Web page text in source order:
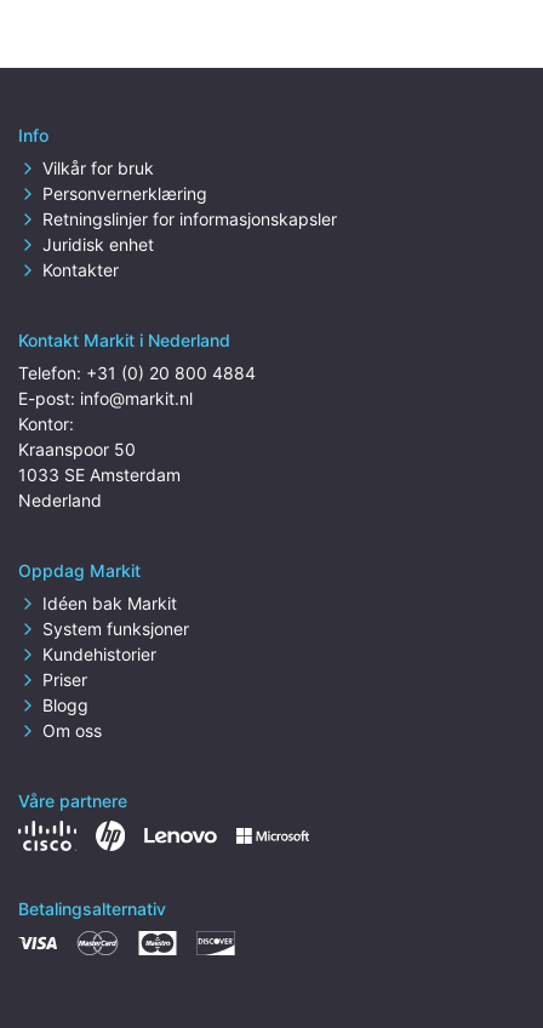
Info
Vilkår for bruk
Personvernerklæring
Retningslinjer for informasjonskapsler
Juridisk enhet
Kontakter
Kontakt Markit i Nederland
Telefon: +31 (0) 20 800 4884
E-post: info@markit.nl
Kontor:
Kraanspoor 50
1033 SE Amsterdam
Nederland
Oppdag Markit
Idéen bak Markit
System funksjoner
Kundehistorier
Priser
Blogg
Om oss
Våre partnere
Betalingsalternativ